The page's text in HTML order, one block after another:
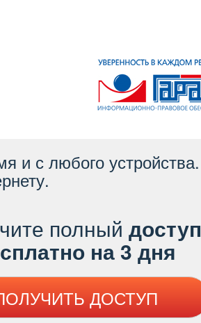
и с любого устройства.
полный доступ
на 3 дня
ДОСТУП